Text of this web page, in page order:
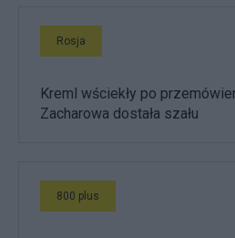
Rosja
Kreml wściekły po
Zacharowa dostała szału
800 plus